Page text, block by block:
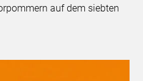
auf dem siebten